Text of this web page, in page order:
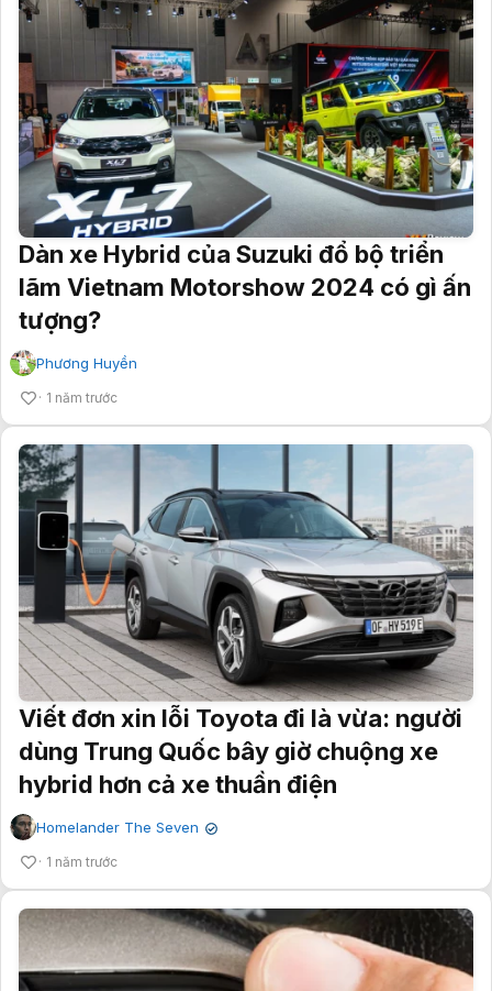
Dàn xe Hybrid của Suzuki đổ bộ triển
lãm Vietnam Motorshow 2024 có gì ấn
tượng?
Phương Huyền
1 năm trước
Viết đơn xin lỗi Toyota đi là vừa: người
dùng Trung Quốc bây giờ chuộng xe
hybrid hơn cả xe thuần điện
Homelander The Seven ✔
1 năm trước